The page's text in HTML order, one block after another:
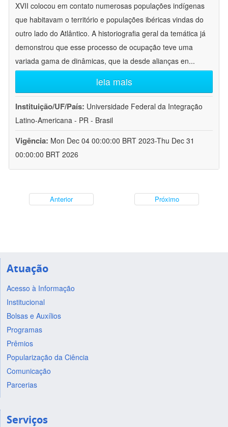
XVII colocou em contato numerosas populações indígenas
que habitavam o território e populações ibéricas vindas do
outro lado do Atlântico. A historiografia geral da temática já
demonstrou que esse processo de ocupação teve uma
variada gama de dinâmicas, que ia desde alianças en...
leia mais
Instituição/UF/País: Universidade Federal da Integração
Latino-Americana - PR - Brasil
Vigência: Mon Dec 04 00:00:00 BRT 2023-Thu Dec 31
00:00:00 BRT 2026
Anterior Próximo
Atuação
Acesso à Informação
Institucional
Bolsas e Auxílios
Programas
Prêmios
Popularização da Ciência
Comunicação
Parcerias
Serviços